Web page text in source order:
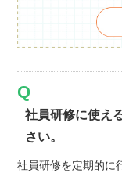
社員研修に使え
さい。
社員研修を定期的に